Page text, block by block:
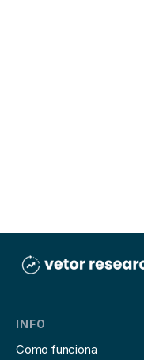
INFO
Como funciona